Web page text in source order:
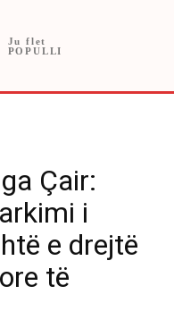
Ju flet
POPULLI
Çair:
i
e drejtë
të